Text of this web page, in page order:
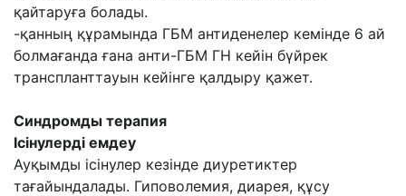
қайтаруға болады.
-қанның құрамында ГБМ антиденелер кемінде 6 ай
болмағанда ғана анти-ГБМ ГН кейін бүйрек
транспланттауын кейінге қалдыру қажет.
Синдромды терапия
Ісінулерді емдеу
Ауқымды ісінулер кезінде диуретиктер
тағайындалады. Гиповолемия, диарея, құсу